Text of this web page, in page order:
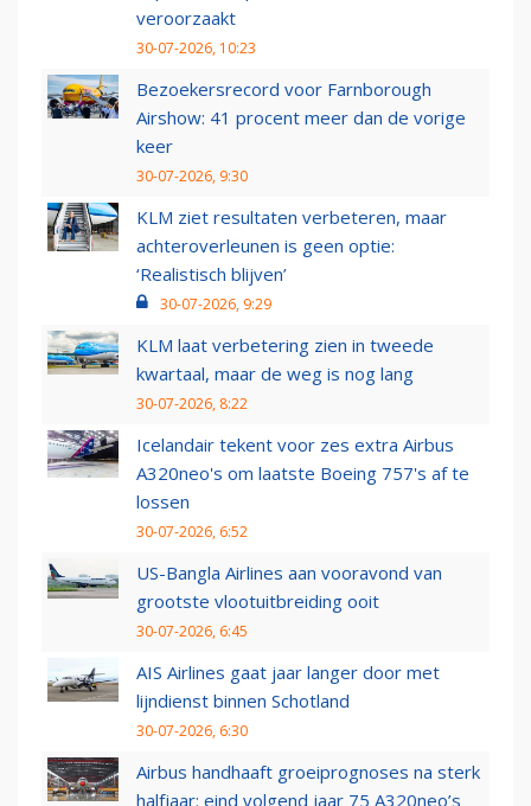
veroorzaakt
30-07-2026, 10:23
Bezoekersrecord voor Farnborough
Airshow: 41 procent meer dan de vorige
keer
30-07-2026, 9:30
KLM ziet resultaten verbeteren, maar
achteroverleunen is geen optie:
‘Realistisch blijven’
30-07-2026, 9:29
KLM laat verbetering zien in tweede
kwartaal, maar de weg is nog lang
30-07-2026, 8:22
Icelandair tekent voor zes extra Airbus
A320neo's om laatste Boeing 757's af te
lossen
30-07-2026, 6:52
US-Bangla Airlines aan vooravond van
grootste vlootuitbreiding ooit
30-07-2026, 6:45
AIS Airlines gaat jaar langer door met
lijndienst binnen Schotland
30-07-2026, 6:30
Airbus handhaaft groeiprognoses na sterk
halfjaar: eind volgend jaar 75 A320neo’s